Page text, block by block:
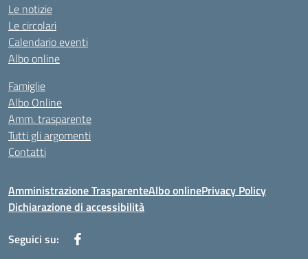
Le notizie
Le circolari
Calendario eventi
Albo online
Famiglie
Albo Online
Amm. trasparente
Tutti gli argomenti
Contatti
Amministrazione TrasparenteAlbo onlinePrivacy Policy
Dichiarazione di accessibilità
Seguici su: